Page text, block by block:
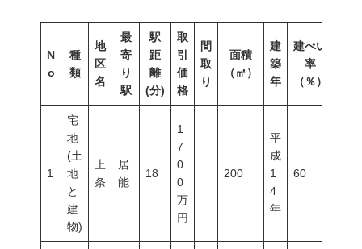
N
o
種
類
地
区
名
最
寄
り
駅
駅
距
離
(分)
取
引
価
格
間
取
り
面積
（㎡）
建
築
年
建ぺい
率
（％）
1
宅
地
(土
地
と
建
物)
上
条
居
能
18
1
7
0
0
万
円
200
平
成
1
4
年
60